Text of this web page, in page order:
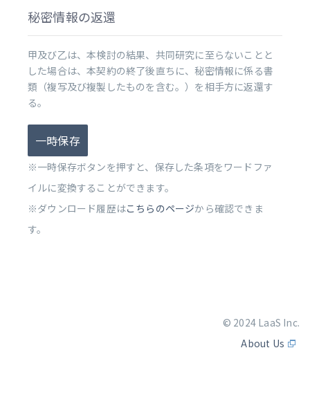
秘密情報の返還
甲及び乙は、本検討の結果、共同研究に至らないことと
した場合は、本契約の終了後直ちに、秘密情報に係る書
類（複写及び複製したものを含む。）を相手方に返還す
る。
一時保存
※一時保存ボタンを押すと、保存した条項をワードファ
イルに変換することができます。
※ダウンロード履歴はこちらのページから確認できま
す。
© 2024 LaaS Inc.
About Us